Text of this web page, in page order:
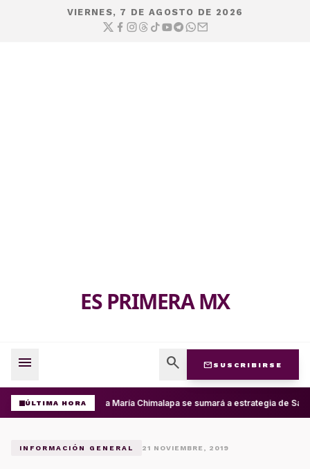
VIERNES, 7 DE AGOSTO DE 2026
ES PRIMERA MX
menu search mail SUSCRIBIRSE
ÚLTIMA HORASanta María Chimalapa se sumará a estrategia de
INFORMACIÓN GENERAL 21 NOVIEMBRE, 2019